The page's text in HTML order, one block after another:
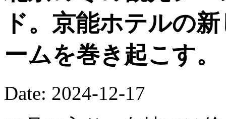
ド。京能ホテルの
ームを巻き起こす。
Date: 2024-12-17